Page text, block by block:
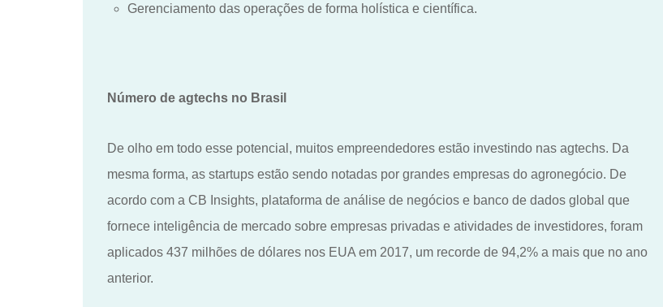
Gerenciamento das operações de forma holística e científica.
Número de agtechs no Brasil
De olho em todo esse potencial, muitos empreendedores estão investindo nas agtechs. Da
mesma forma, as startups estão sendo notadas por grandes empresas do agronegócio. De
acordo com a CB Insights, plataforma de análise de negócios e banco de dados global que
fornece inteligência de mercado sobre empresas privadas e atividades de investidores, foram
aplicados 437 milhões de dólares nos EUA em 2017, um recorde de 94,2% a mais que no ano
anterior.